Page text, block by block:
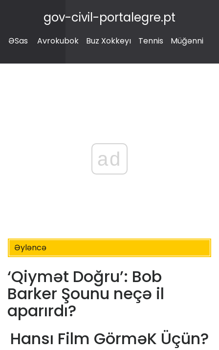
gov-civil-portalegre.pt
ƏSas Avrokubok Buz Xokkeyı Tennis Müğənni
ad
Əyləncə
‘Qiymət Doğru’: Bob
Barker Şounu neçə il
aparırdı?
Hansı Film GörməK Üçün?